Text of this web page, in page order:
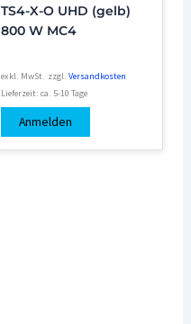
TS4-X-O UHD (gelb)
800 W MC4
exkl. MwSt. zzgl. Versandkosten
Lieferzeit: ca. 5-10 Tage
Anmelden